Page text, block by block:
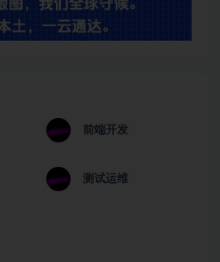
前端开发
测试运维